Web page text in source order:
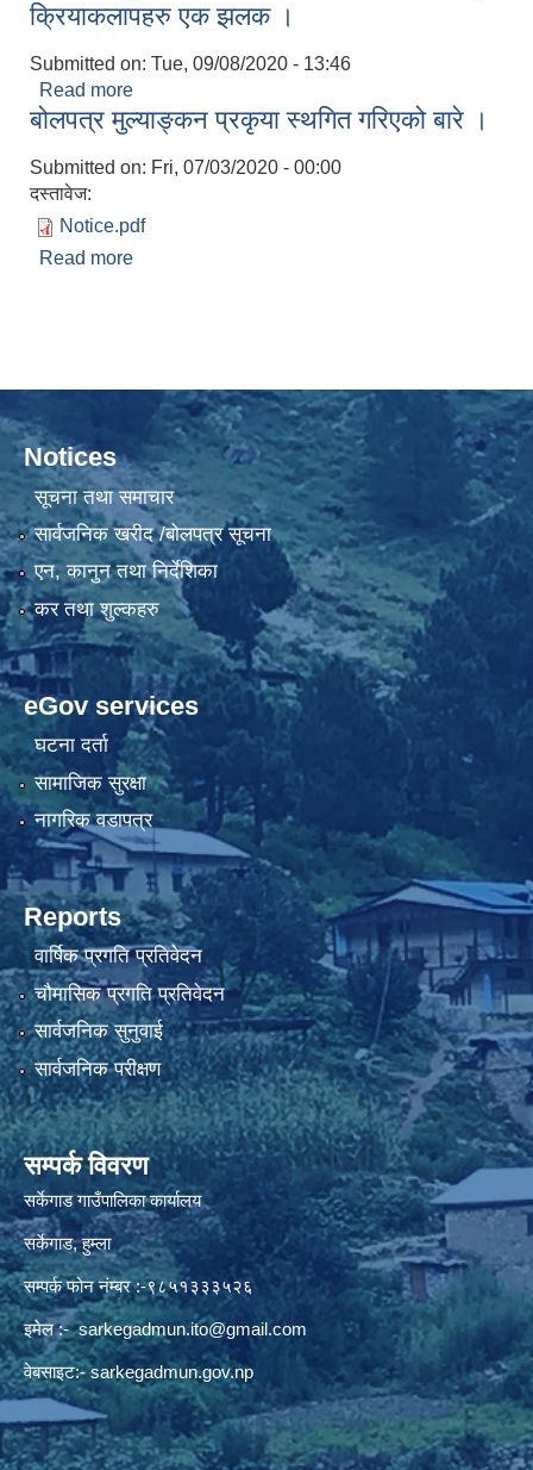
क्रियाकलापहरु एक झलक ।
Submitted on: Tue, 09/08/2020 - 13:46
Read more
परियाेजनाद्धारा गाउँपालिकाकाे विभिन्न वडामा गरिएका
बोलपत्र मुल्याङ्कन प्रकृया स्थगित गरिएको बारे ।
Submitted on: Fri, 07/03/2020 - 00:00
दस्तावेज:
Notice.pdf
Read more
Notices
सूचना तथा समाचार
सार्वजनिक खरीद /बोलपत्र सूचना
एन, कानुन तथा निर्देशिका
कर तथा शुल्कहरु
eGov services
घटना दर्ता
सामाजिक सुरक्षा
नागरिक वडापत्र
Reports
वार्षिक प्रगति प्रतिवेदन
चौमासिक प्रगति प्रतिवेदन
सार्वजनिक सुनुवाई
सार्वजनिक परीक्षण
सम्पर्क विवरण
सर्केगाड गाउँपालिका कार्यालय
सर्केगाड, हुम्ला
सम्पर्क फोन नंम्बर :-९८५१३३३५२६
इमेल :-sarkegadmun.ito@gmail.com
वेबसाइट:- sarkegadmun.gov.np